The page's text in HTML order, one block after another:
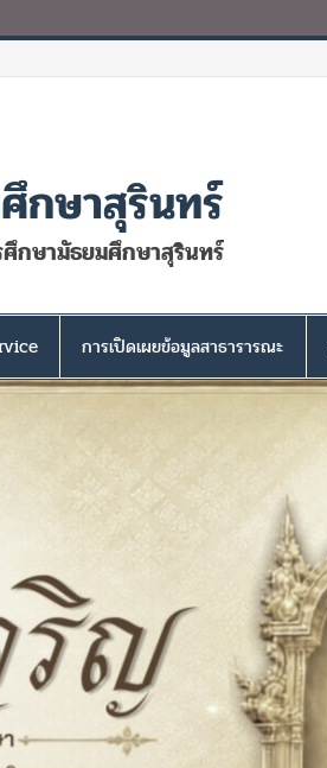
กษาสุรินทร์
กษามัธยมศึกษาสุรินทร์
การเปิดเผยข้อมูลสาธารารณะ